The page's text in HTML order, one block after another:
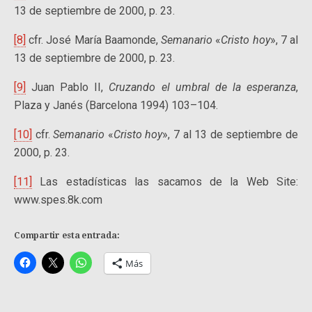
13 de septiembre de 2000, p. 23.
[8] cfr. José María Baamonde,Semanario «Cristo hoy», 7 al
13 de septiembre de 2000, p. 23.
[9] Juan Pablo II, Cruzando el umbral de la esperanza,
Plaza y Janés (Barcelona 1994) 103–104.
[10] cfr.Semanario «Cristo hoy», 7 al 13 de septiembre de
2000, p. 23.
[11]
Las estadísticas las sacamos de la Web Site:
www.spes.8k.com
Compartir esta entrada:
Más